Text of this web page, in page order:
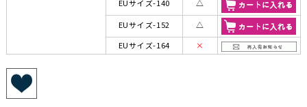
EUサイズ-140
△
EUサイズ-152
△
EUサイズ-164
×